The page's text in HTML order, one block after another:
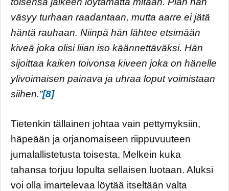
väsyy turhaan raadantaan, mutta aarre ei jätä
häntä rauhaan. Niinpä hän lähtee etsimään
kiveä joka olisi liian iso käännettäväksi. Hän
sijoittaa kaiken toivonsa kiveen joka on hänelle
ylivoimaisen painava ja uhraa loput voimistaan
siihen.”[8]
Tietenkin tällainen johtaa vain pettymyksiin,
häpeään ja orjanomaiseen riippuvuuteen
jumalallistetusta toisesta. Melkein kuka
tahansa torjuu lopulta sellaisen luotaan. Aluksi
voi olla imartelevaa löytää itseltään valta